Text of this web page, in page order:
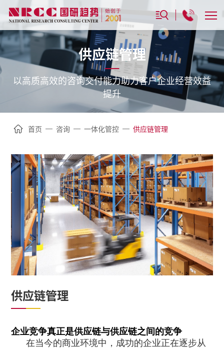
供应链管理
以高质高效的咨询交付能力助力客户企业经营效益
提升
首页 — 咨询 — 一体化管控 — 供应链管理
供应链管理
企业竞争真正是供应链与供应链之间的竞争
在当今的商业环境中，成功的企业正在逐步从